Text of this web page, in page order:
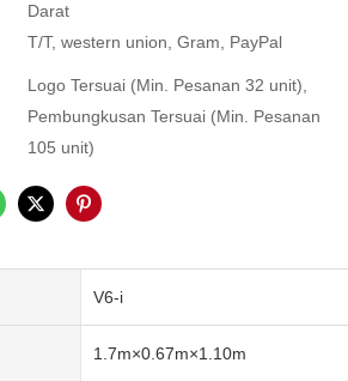
Darat
T/T, western union, Gram, PayPal
Logo Tersuai (Min. Pesanan 32 unit),
Pembungkusan Tersuai (Min. Pesanan
105 unit)
V6-i
1.7m×0.67m×1.10m